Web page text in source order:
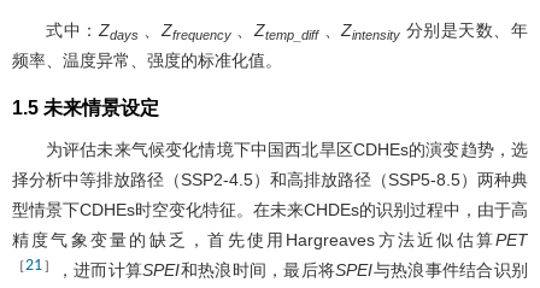
y
式中： Zdays、 Zfrequency、 Ztemp_diff、Zintensity 分别是天数、年
频率、温度异常、强度的标准化值。
1.5 未来情景设定
为评估未来气候变化情境下中国西北旱区CDHEs的演变趋势，选
择分析中等排放路径（SSP2-4.5）和高排放路径（SSP5-8.5）两种典
型情景下CDHEs时空变化特征。在未来CHDEs的识别过程中，由于高
精度气象变量的缺乏，首先使用Hargreaves方法近似估算PET
［21］ ，进而计算SPEI和热浪时间，最后将SPEI与热浪事件结合识别